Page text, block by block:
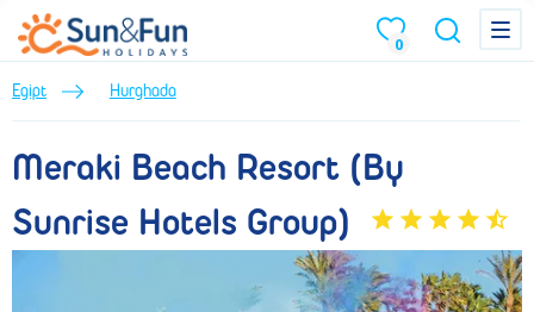
0
Menu Menu
Egipt Hurghada
Meraki Beach Resort (By
Sunrise Hotels Group)
Meraki Beach Resort (By Sunrise Hotels Group) (Zima 2026/2027) •